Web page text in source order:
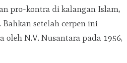
pro-kontra di kalangan Islam,
setelah cerpen ini
N.V. Nusantara pada 1956,